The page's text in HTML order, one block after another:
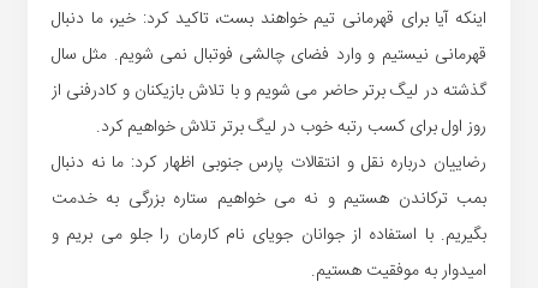
اینکه آیا برای قهرمانی تیم خواهند بست، تاکید کرد: خیر، ما دنبال
قهرمانی نیستیم و وارد فضای چالشی فوتبال نمی شویم. مثل سال
گذشته در لیگ برتر حاضر می شویم و با تلاش بازیکنان و کادرفنی از
روز اول برای کسب رتبه خوب در لیگ برتر تلاش خواهیم کرد.
رضاییان درباره نقل و انتقالات پارس جنوبی اظهار کرد: ما نه دنبال
بمب ترکاندن هستیم و نه می خواهیم ستاره بزرگی به خدمت
بگیریم. با استفاده از جوانان جویای نام کارمان را جلو می بریم و
امیدوار به موفقیت هستیم.